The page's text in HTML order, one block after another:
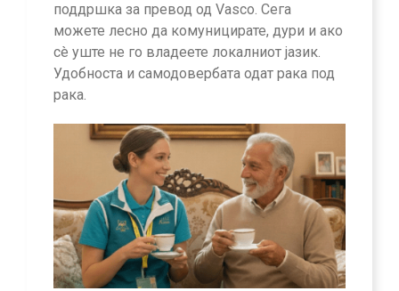
поддршка за превод од Vasco. Сега
можете лесно да комуницирате, дури и ако
сè уште не го владеете локалниот јазик.
Удобноста и самодовербата одат рака под
рака.